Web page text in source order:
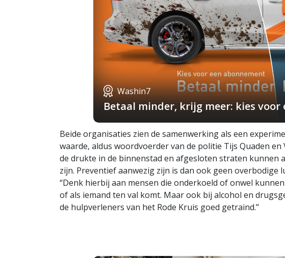
Washin7
Betaal minder, krijg meer: kies voor
Beide organisaties zien de samenwerking als een
waarde, aldus woordvoerder van de politie Tijs Quaden
de drukte in de binnenstad en afgesloten straten kunnen
zijn. Preventief aanwezig zijn is dan ook geen overbodige
“Denk hierbij aan mensen die onderkoeld of onwel
of als iemand ten val komt. Maar ook bij alcohol en
de hulpverleners van het Rode Kruis goed getraind.”